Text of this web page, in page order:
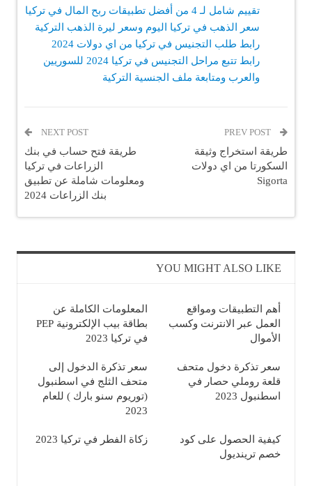
تقييم شامل لـ 4 من أفضل تطبيقات ربح المال في تركيا
سعر الذهب في تركيا اليوم وسعر ليرة الذهب التركية
رابط طلب التجنيس في تركيا من اي دولات 2024
رابط تتبع مراحل التجنيس في تركيا 2024 للسوريين
والعرب ومتابعة ملف الجنسية التركية
طريقة استخراج وثيقة
السكورتا من اي دولات
Sigorta
NEXT POST
طريقة فتح حساب في بنك
الزراعات في تركيا
ومعلومات شاملة عن تطبيق
بنك الزراعات 2024
YOU MIGHT ALSO LIKE
أهم التطبيقات ومواقع
العمل عبر الانترنت وكسب
الأموال
المعلومات الكاملة عن
بطاقة بيب الإلكترونية PEP
في تركيا 2023
سعر تذكرة دخول متحف
قلعة روملي حصار في
اسطنبول 2023
سعر تذكرة الدخول إلى
متحف الثلج في اسطنبول
(توريوم سنو بارك ) للعام
2023
كيفية الحصول على كود
خصم ترينديول
زكاة الفطر في تركيا 2023